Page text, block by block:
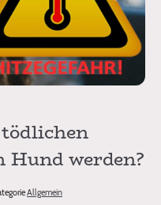
werden?
Allgemein